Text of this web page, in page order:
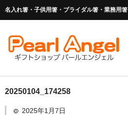
名入れ箸・子供用箸・ブライダル箸・業務用箸
商品を探す
お子様の入卒園に
20250104_174258
2025年1月7日